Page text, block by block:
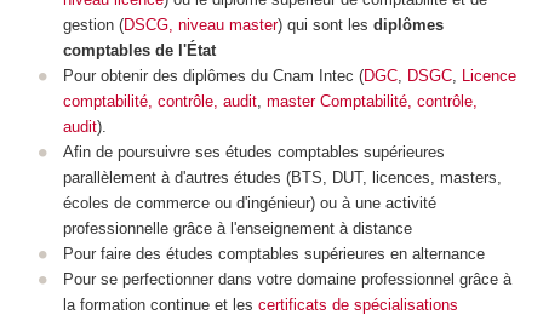
gestion (DSCG, niveau master) qui sont les diplômes
comptables de l'État
Pour obtenir des diplômes du Cnam Intec (DGC, DSGC,
Licence
comptabilité, contrôle, audit, master Comptabilité, contrôle,
audit).
Afin de poursuivre ses études comptables supérieures
parallèlement à d'autres études (BTS, DUT, licences, masters,
écoles de commerce ou d'ingénieur) ou à une activité
professionnelle grâce à l'enseignement à distance
Pour faire des études comptables supérieures en alternance
Pour se perfectionner dans votre domaine professionnel grâce à
la formation continue et les certificats de spécialisations